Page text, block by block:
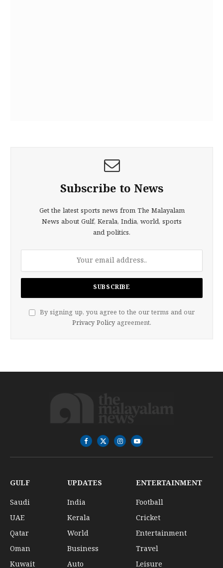
Subscribe to News
Get the latest sports news from The Malayalam
News about Gulf, Kerala, India, world, sports
and politics.
By signing up, you agree to the our terms and our
Privacy Policy agreement.
Facebook
X
(Twitter)
InstagramYouTube
GULF
Saudi
UAE
Qatar
Oman
Kuwait
UPDATES
India
Kerala
World
Business
Auto
ENTERTAINMENT
Football
Cricket
Entertainment
Travel
Leisure